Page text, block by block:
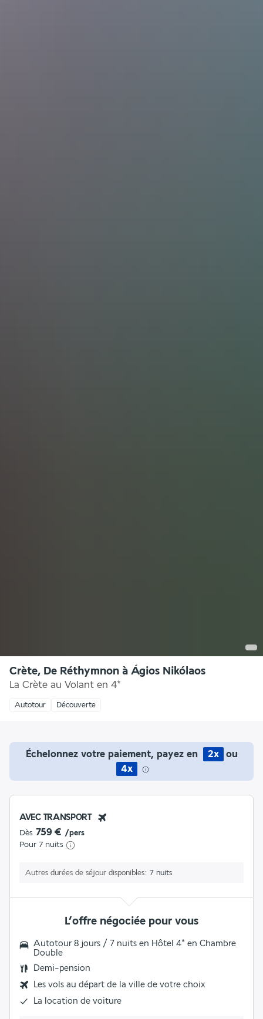
Crète, De Réthymnon à Ágios Nikólaos
La Crète au Volant en 4*
Autotour Découverte
Échelonnez votre paiement, payez en 2x
ou
4x
AVEC TRANSPORT
Dès 759 € /pers
Pour 7 nuits
Autres durées de séjour disponibles 7 nuits
L’offre négociée pour vous
Autotour 8 jours / 7 nuits en Hôtel 4* en Chambre
Double
Demi-pension
Les vols au départ de la ville de votre choix
La location de voiture